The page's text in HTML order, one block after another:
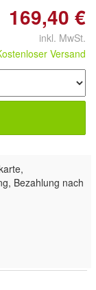
169,40 €
inkl. MwSt.
Versand
Bezahlung nach